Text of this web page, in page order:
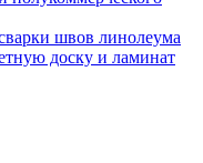
швов линолеума
доску и ламинат